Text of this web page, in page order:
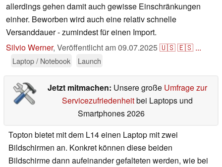
allerdings gehen damit auch gewisse Einschränkungen
einher. Beworben wird auch eine relativ schnelle
Versanddauer - zumindest für einen Import.
Silvio Werner, Veröffentlicht am09.07.2025🇺🇸🇪🇸 ...
Laptop / Notebook Launch
Jetzt mitmachen: Unsere große Umfrage zur
Servicezufriedenheitbei Laptops und
Smartphones 2026
Topton bietet mit dem L14 einen Laptop mit zwei
Bildschirmen an. Konkret können diese beiden
Bildschirme dann aufeinander gefalteten werden, wie bei